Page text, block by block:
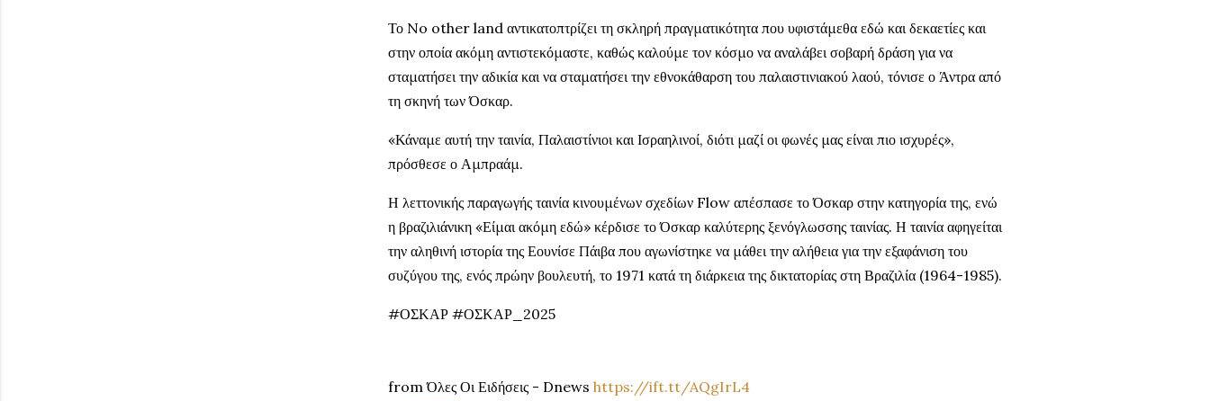
Το No other land αντικατοπτρίζει τη σκληρή πραγματικότητα που υφιστάμεθα εδώ και δεκαετίες και
στην οποία ακόμη αντιστεκόμαστε, καθώς καλούμε τον κόσμο να αναλάβει σοβαρή δράση για να
σταματήσει την αδικία και να σταματήσει την εθνοκάθαρση του παλαιστινιακού λαού, τόνισε ο Άντρα από
τη σκηνή των Όσκαρ.
«Κάναμε αυτή την ταινία, Παλαιστίνιοι και Ισραηλινοί, διότι μαζί οι φωνές μας είναι πιο ισχυρές»,
πρόσθεσε ο Αμπραάμ.
Η λεττονικής παραγωγής ταινία κινουμένων σχεδίων Flow απέσπασε το Όσκαρ στην κατηγορία της, ενώ
η βραζιλιάνικη «Είμαι ακόμη εδώ» κέρδισε το Όσκαρ καλύτερης ξενόγλωσσης ταινίας. Η ταινία αφηγείται
την αληθινή ιστορία της Εουνίσε Πάιβα που αγωνίστηκε να μάθει την αλήθεια για την εξαφάνιση του
συζύγου της, ενός πρώην βουλευτή, το 1971 κατά τη διάρκεια της δικτατορίας στη Βραζιλία (1964-1985).
#ΟΣΚΑΡ #ΟΣΚΑΡ_2025
from Όλες Οι Ειδήσεις - Dnews https://ift.tt/AQgIrL4